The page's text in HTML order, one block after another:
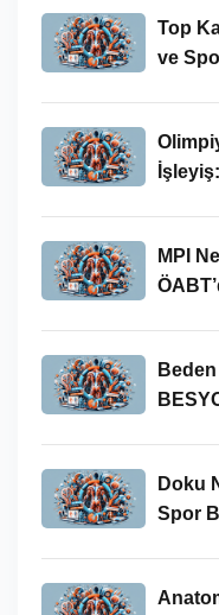
Top
ve
MPI
Beden
Doku
Spor